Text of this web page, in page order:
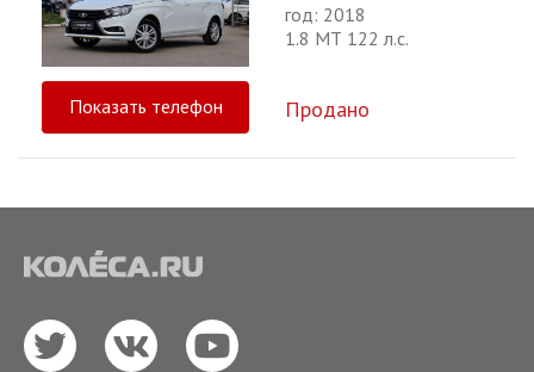
год: 2018
1.8 МТ 122 л.с.
Показать телефон Продано